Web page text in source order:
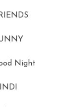
Night